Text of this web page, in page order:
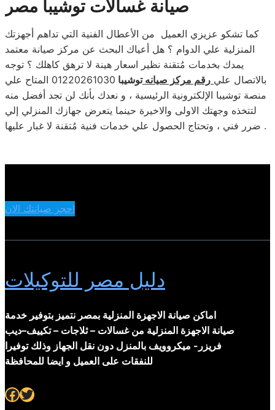
صيانة غسالات توشيبا مصر
كما تشكو عزيزي العميل من الأعطال الفنية التي تداهم أجهزتك
المنزلية علي الدوام ؟ هل أعياك البحث عن مركز صيانة معتمد
يمدك بخدمات مُتقنة نظير اسعار هينة لا ترهق كاهلك ؟ توجه
بالاتصال علي رقم مركز صيانه توشيبا
01220261030 المتاح علي
منصة توشيبا الإلكترونية الرئيسية ، و نعدك بأنك لن تجد أفضل منه
لتتخذه وجهتك الاولى والاخيرة حينما يتعرض جهازك المنزلي إلي
ضرر فني ، وتحتاج الحصول علي خدمات فنية مُتقنة لا غبار عليها .
احجز صيانتك الان
دليل مصر للتوكيلات
اماكن صيانة الاجهزة المنزلية بمصر نتميز بتوفير خدمة
صيانة الاجهزة المنزلية من غسالات – ثلاجات – تكييف–ديب
فريزر- ميكروويف بالمنزل دون نقل الجهاز وذلك توفيرا
للنفقات على العميل و ايضا للمحافظة
Facebook Twitter